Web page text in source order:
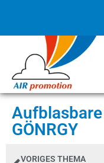
GÖNRGY
VORIGES THEMA